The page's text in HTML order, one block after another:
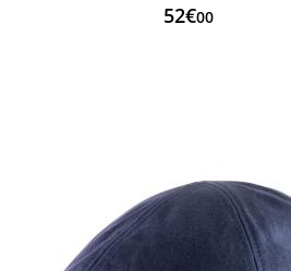
52€00